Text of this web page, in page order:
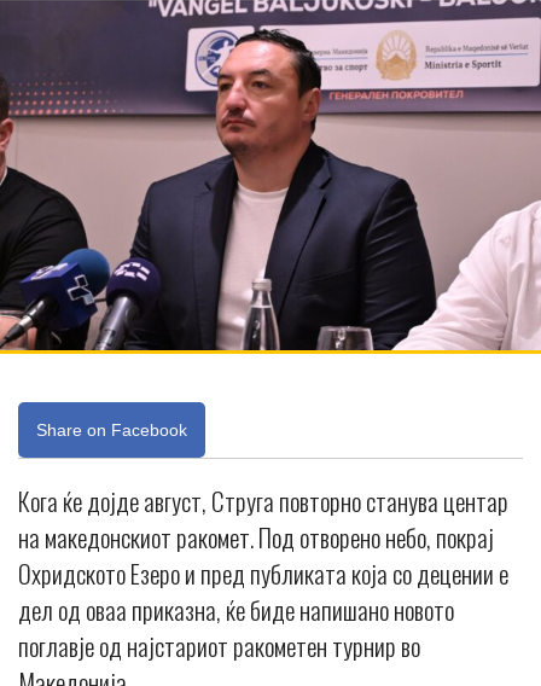
Share on Facebook
Кога ќе дојде август, Струга повторно станува центар
на македонскиот ракомет. Под отворено небо, покрај
Охридското Езеро и пред публиката која со децении е
дел од оваа приказна, ќе биде напишано новото
поглавје од најстариот ракометен турнир во